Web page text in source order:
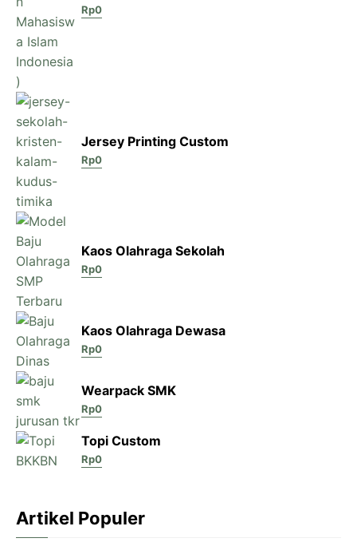
Rp0
Jersey Printing Custom
Rp0
Kaos Olahraga Sekolah
Rp0
Kaos Olahraga Dewasa
Rp0
Wearpack SMK
Rp0
Topi Custom
Rp0
Artikel Populer